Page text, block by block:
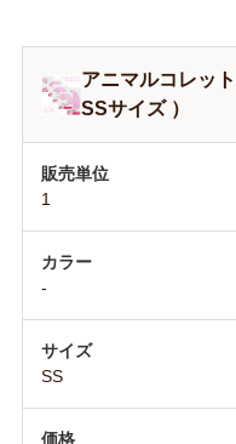
アニマルコレッ
SSサイズ ）
1
-
SS